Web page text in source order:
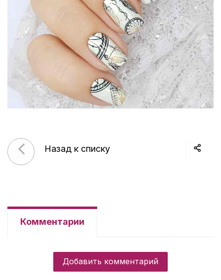
Назад к списку
Комментарии
Добавить комментарий